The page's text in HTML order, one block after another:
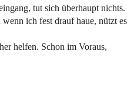
tut sich überhaupt nichts.
ich fest drauf haue, nützt es
helfen. Schon im Voraus,